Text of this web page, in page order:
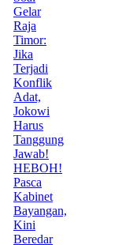
Gelar
Raja
Timor:
Jika
Terjadi
Konflik
Adat,
Jokowi
Harus
Tanggung
Jawab!
HEBOH!
Pasca
Kabinet
Bayangan,
Kini
Beredar